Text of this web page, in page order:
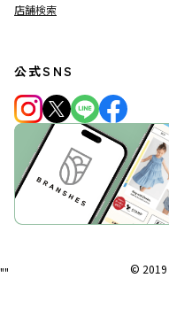
店舗検索
公式SNS
© 2019
""